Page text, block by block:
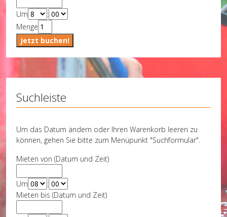
Um
:
Menge
Suchleiste
Um das Datum ändern oder Ihren Warenkorb leeren zu
können, gehen Sie bitte zum Menüpunkt "Suchformular".
Mieten von (Datum und Zeit)
Um
:
Mieten bis (Datum und Zeit)